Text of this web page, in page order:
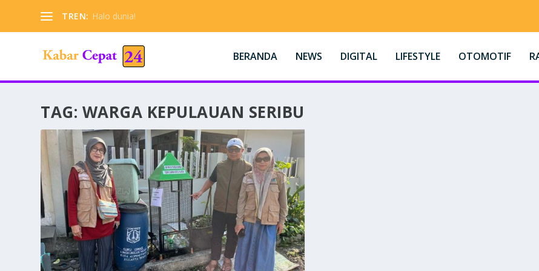
TREN: Halo dunia!
BERANDA NEWS DIGITAL LIFESTYLE OTOMOTIF
TAG: WARGA KEPULAUAN SERIBU